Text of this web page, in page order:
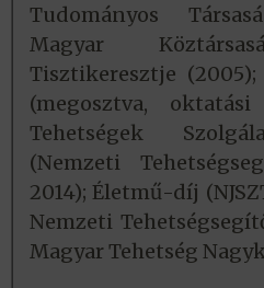
Tudományos
Magyar
Tisztikeresztje
(megosztva,
Tehetségek
(Nemzeti
2014); Életmű-díj
Nemzeti
Magyar Tehetség